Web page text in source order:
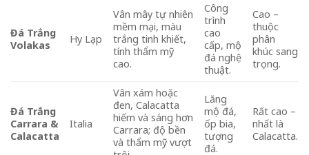
Đá Trắng
Volakas
Hy Lạp
Vân mây tự nhiên
mềm mại, màu
trắng tinh khiết,
tính thẩm mỹ
cao.
Công
trình
cao
cấp, mộ
đá nghệ
thuật.
Cao –
thuộc
phân
khúc sang
trọng.
Đá Trắng
Carrara &
Calacatta
Italia
Vân xám hoặc
đen, Calacatta
hiếm và sáng hơn
Carrara; độ bền
và thẩm mỹ vượt
Lăng
mộ đá,
ốp bia,
tượng
đá.
Rất cao –
nhất là
Calacatta.